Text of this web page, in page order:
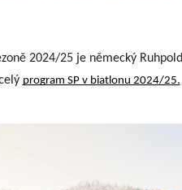
2024/25 je německý
program SP v biatlonu 2024/25.